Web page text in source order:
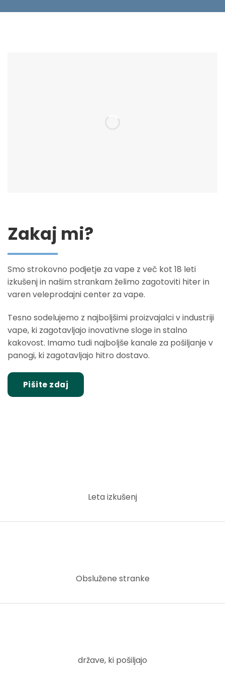
Zakaj mi?
Smo strokovno podjetje za vape z več kot 18 leti
izkušenj in našim strankam želimo zagotoviti hiter in
varen veleprodajni center za vape.
Tesno sodelujemo z najboljšimi proizvajalci v industriji
vape, ki zagotavljajo inovativne sloge in stalno
kakovost. Imamo tudi najboljše kanale za pošiljanje v
panogi, ki zagotavljajo hitro dostavo.
Pišite zdaj
Leta izkušenj
Obslužene stranke
države, ki pošiljajo